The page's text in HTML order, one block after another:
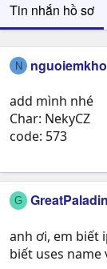
Tin nhắn hồ sơ
N
add mình nhé
Char: NekyCZ
code: 573
G
anh ơi, em biết
biết uses name